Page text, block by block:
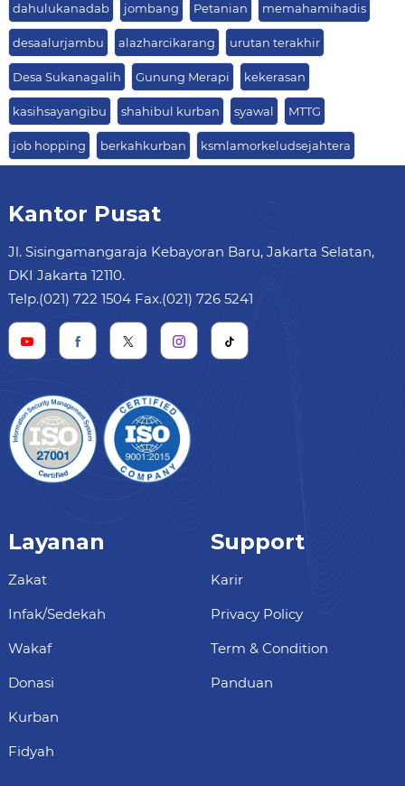
dahulukanadab jombang Petanian memahamihadis
desaalurjambu alazharcikarang urutan terakhir
Desa Sukanagalih Gunung Merapi kekerasan
kasihsayangibu shahibul kurban syawal MTTG
job hopping berkahkurban ksmlamorkeludsejahtera
Kantor Pusat
Jl. Sisingamangaraja Kebayoran Baru, Jakarta Selatan,
DKI Jakarta 12110.
Telp.(021) 722 1504 Fax.(021) 726 5241
Layanan
Zakat
Infak/Sedekah
Wakaf
Donasi
Kurban
Fidyah
Support
Karir
Privacy Policy
Term & Condition
Panduan